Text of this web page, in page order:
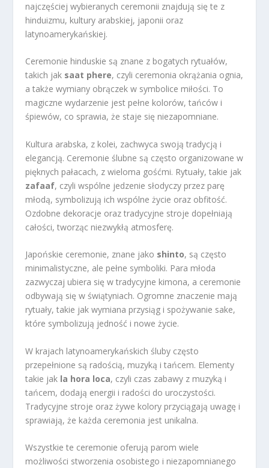
najczęściej wybieranych ceremonii znajdują się te z
hinduizmu, kultury arabskiej, japonii oraz
latynoamerykańskiej.
Ceremonie hinduskie są znane z bogatych rytuałów,
takich jak saat phere, czyli ceremonia okrążania ognia,
a także wymiany obrączek w symbolice miłości. To
magiczne wydarzenie jest pełne kolorów, tańców i
śpiewów, co sprawia, że staje się niezapomniane.
Kultura arabska, z kolei, zachwyca swoją tradycją i
elegancją. Ceremonie ślubne są często organizowane w
pięknych pałacach, z wieloma gośćmi. Rytuały, takie jak
zafaaf, czyli wspólne jedzenie słodyczy przez parę
młodą, symbolizują ich wspólne życie oraz obfitość.
Ozdobne dekoracje oraz tradycyjne stroje dopełniają
całości, tworząc niezwykłą atmosferę.
Japońskie ceremonie, znane jako shinto, są często
minimalistyczne, ale pełne symboliki. Para młoda
zazwyczaj ubiera się w tradycyjne kimona, a ceremonie
odbywają się w świątyniach. Ogromne znaczenie mają
rytuały, takie jak wymiana przysiąg i spożywanie sake,
które symbolizują jedność i nowe życie.
W krajach latynoamerykańskich śluby często
przepełnione są radością, muzyką i tańcem. Elementy
takie jak la hora loca, czyli czas zabawy z muzyką i
tańcem, dodają energii i radości do uroczystości.
Tradycyjne stroje oraz żywe kolory przyciągają uwagę i
sprawiają, że każda ceremonia jest unikalna.
Wszystkie te ceremonie oferują parom wiele
możliwości stworzenia osobistego i niezapomnianego